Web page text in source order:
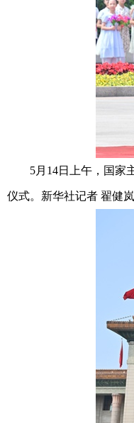
5月14日上午，国家主
仪式。新华社记者 翟健